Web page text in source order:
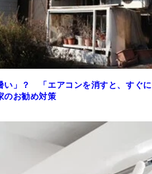
い」？ 「エアコンを消すと、すぐに
のお勧め対策